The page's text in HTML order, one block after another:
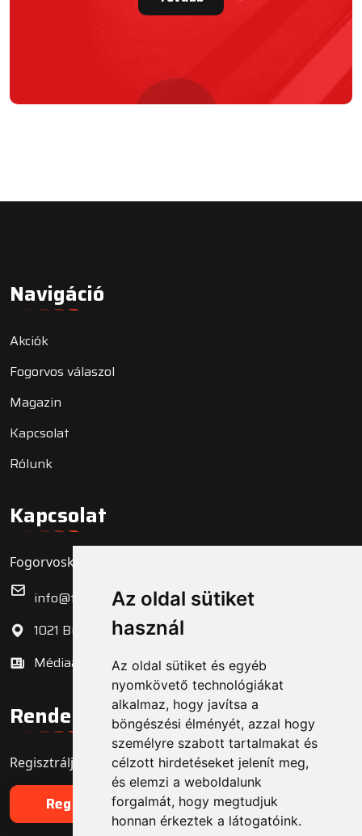
Az oldal sütiket
használ
Az oldal sütiket és egyéb
nyomkövető technológiákat
alkalmaz, hogy javítsa a
böngészési élményét, azzal hogy
személyre szabott tartalmakat és
célzott hirdetéseket jelenít meg,
és elemzi a weboldalunk
forgalmát, hogy megtudjuk
honnan érkeztek a látogatóink.
Navigáció
Akciók
Fogorvos válaszol
Magazin
Kapcsolat
Rólunk
Kapcsolat
Fogorvoskereső.hu Zrt.
info@fogorvoskereso.hu
1021 Budapest, Bécsi út 3-5.
Médiaajánlat
Rendelő regisztráció
Regisztrálja fogorvosi rendelőjét még ma!
Regisztráció